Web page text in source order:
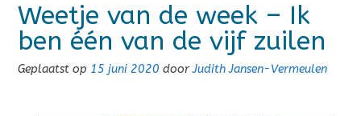
Weetje van de week – Ik
ben één van de vijf zuilen
Geplaatst op 15 juni 2020 doorJudith Jansen-Vermeulen